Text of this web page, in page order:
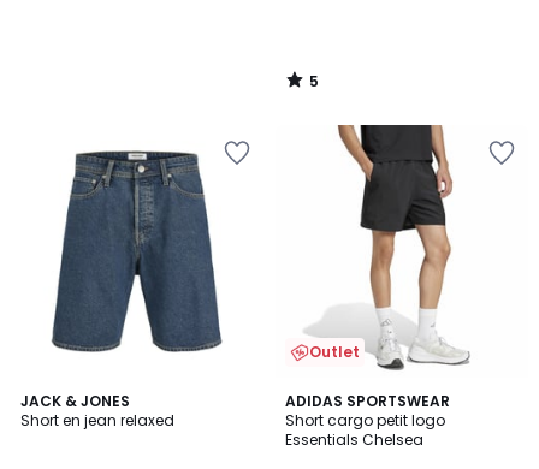
5
/
JACK & JONES
Short en jean relaxed
2
Couleurs
Outlet
ADIDAS SPORTSWEAR
Short cargo petit logo
Essentials Chelsea
4,9
/ 5